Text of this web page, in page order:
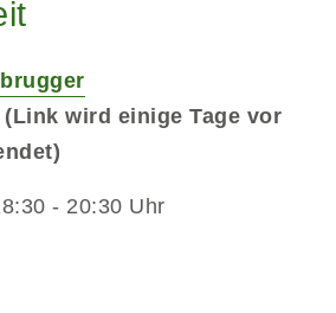
wird einige Tage vor
- 20:30 Uhr